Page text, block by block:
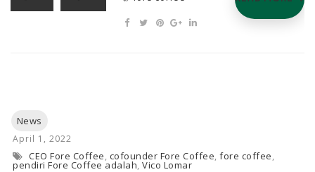
CEO Fore Coffee, cofounder Fore Coffee, fore coffee,
pendiri Fore Coffee adalah, Vico Lomar